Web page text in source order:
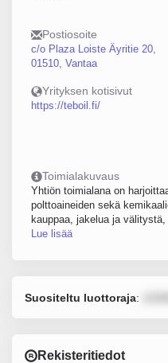
Postiosoite
c/o Plaza Loiste Äyritie 20,
01510, Vantaa
Yrityksen kotisivut
https://teboil.fi/
Toimialakuvaus
Yhtiön toimialana on
polttoaineiden sekä
kauppaa, jakelua ja välitystä,
Lue lisää
Suositeltu luottoraja:
Rekisteritiedot